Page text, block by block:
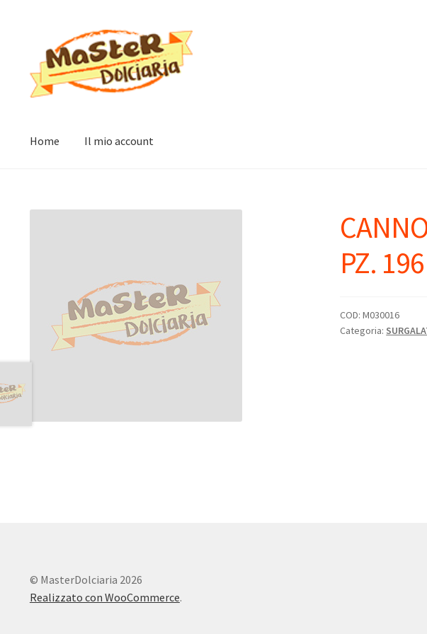
alla
navigazione
contenuto
Home Il mio account
PZ. 196
COD:M030016
Categoria:
© MasterDolciaria 2026
Realizzato con WooCommerce.